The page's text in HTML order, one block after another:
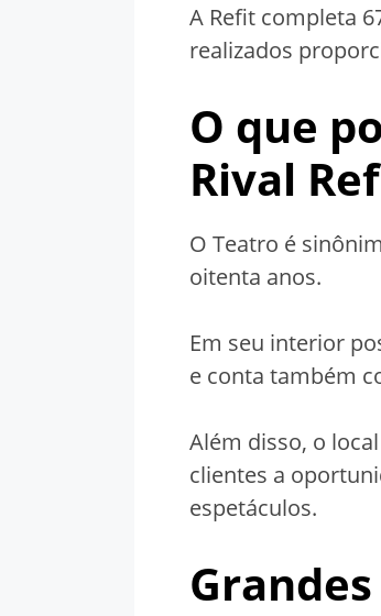
A Refit completa
realizados
O que
Rival
O Teatro é
oitenta anos.
Em seu interior
e conta também
Além disso, o
clientes a
espetáculos.